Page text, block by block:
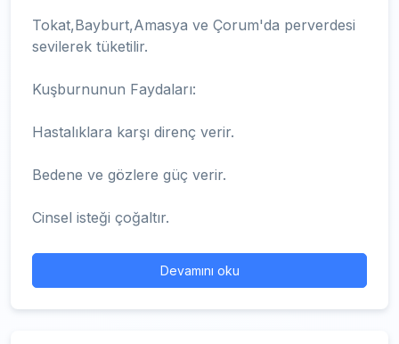
Tokat,Bayburt,Amasya ve Çorum'da perverdesi
sevilerek tüketilir.
Kuşburnunun Faydaları:
Hastalıklara karşı direnç verir.
Bedene ve gözlere güç verir.
Cinsel isteği çoğaltır.
Devamını oku